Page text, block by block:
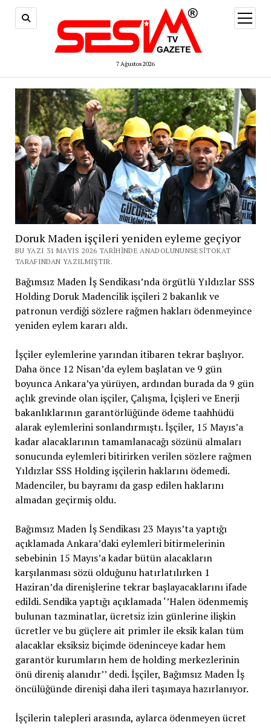
7 Ağustos 2026
aç
Doruk Maden işçileri yeniden eyleme geçiyor
BU YAZI 31 MAYIS 2026 TARIHINDE ANADOLUNUNSESITOKAT
TARAFINDAN YAZILMIŞTIR.
Bağımsız Maden İş Sendikası’nda örgütlü Yıldızlar SSS
Holding Doruk Madencilik işçileri 2 bakanlık ve
patronun verdiği sözlere rağmen hakları ödenmeyince
yeniden eylem kararı aldı.
İşçiler eylemlerine yarından itibaren tekrar başlıyor.
Daha önce 12 Nisan’da eylem başlatan ve 9 gün
boyunca Ankara’ya yürüyen, ardından burada da 9 gün
açlık grevinde olan işçiler, Çalışma, İçişleri ve Enerji
bakanlıklarının garantörlüğünde ödeme taahhüdü
alarak eylemlerini sonlandırmıştı. İşçiler, 15 Mayıs’a
kadar alacaklarının tamamlanacağı sözünü almaları
sonucunda eylemleri bitirirken verilen sözlere rağmen
Yıldızlar SSS Holding işçilerin haklarını ödemedi.
Madenciler, bu bayramı da gasp edilen haklarını
almadan geçirmiş oldu.
Bağımsız Maden İş Sendikası 23 Mayıs’ta yaptığı
açıklamada Ankara’daki eylemleri bitirmelerinin
sebebinin 15 Mayıs’a kadar bütün alacakların
karşılanması sözü olduğunu hatırlatılırken 1
Haziran’da direnişlerine tekrar başlayacaklarını ifade
edildi. Sendika yaptığı açıklamada ‘’Halen ödenmemiş
bulunan tazminatlar, ücretsiz izin günlerine ilişkin
ücretler ve bu güçlere ait primler ile eksik kalan tüm
alacaklar eksiksiz biçimde ödeninceye kadar hem
garantör kurumların hem de holding merkezlerinin
önü direniş alanıdır’’ dedi. İşçiler, Bağımsız Maden İş
öncülüğünde direnişi daha ileri taşımaya hazırlanıyor.
İşçilerin talepleri arasında, aylarca ödenmeyen ücret